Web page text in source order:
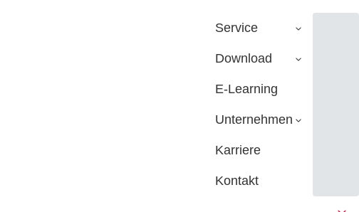
Service
Download
E-Learning
Unternehmen
Karriere
Kontakt